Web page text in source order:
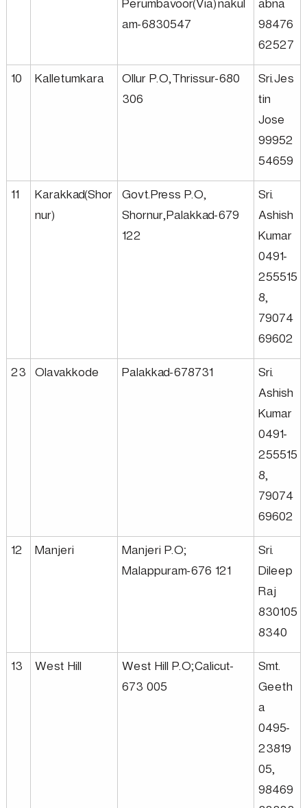
t
r
a
n
Perumbavoor(Via)nakul
am-6830547
abna
98476
62527
10
Kalletumkara
Ollur P.O,Thrissur-680
306
Sri.Jes
tin
Jose
99952
54659
11
Karakkad(Shor
nur)
Govt.Press P.O,
Shornur,Palakkad-679
122
Sri.
Ashish
Kumar
0491-
255515
8,
79074
69602
23 Olavakkode Palakkad-678731
Sri.
Ashish
Kumar
0491-
255515
8,
79074
69602
12
Manjeri
Manjeri P.O;
Malappuram-676 121
Sri.
Dileep
Raj
830105
8340
13
West Hill
West Hill P.O;Calicut-
673 005
Smt.
Geeth
a
0495-
23819
05,
98469